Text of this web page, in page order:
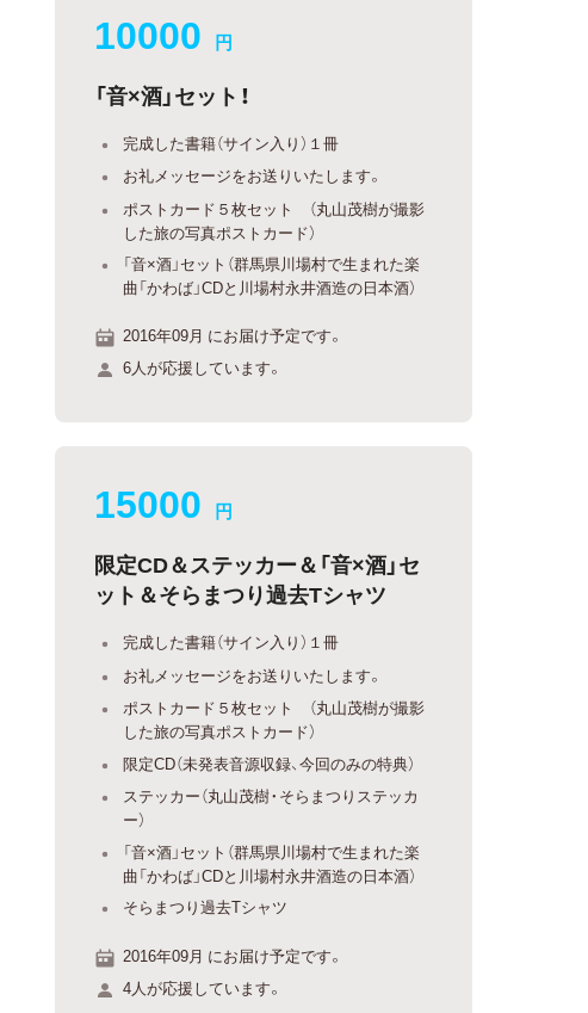
10000 円
「音×酒」セット！
完成した書籍（サイン入り）１冊
お礼メッセージをお送りいたします。
ポストカード５枚セット （丸山茂樹が撮影
した旅の写真ポストカード）
「音×酒」セット（群馬県川場村で生まれた楽
曲「かわば」CDと川場村永井酒造の日本酒）
2016年09月 にお届け予定です。
6人が応援しています。
15000 円
限定CD＆ステッカー＆「音×酒」セ
ット＆そらまつり過去Tシャツ
完成した書籍（サイン入り）１冊
お礼メッセージをお送りいたします。
ポストカード５枚セット （丸山茂樹が撮影
した旅の写真ポストカード）
限定CD（未発表音源収録、今回のみの特典）
ステッカー（丸山茂樹・そらまつりステッカ
ー）
「音×酒」セット（群馬県川場村で生まれた楽
曲「かわば」CDと川場村永井酒造の日本酒）
そらまつり過去Tシャツ
2016年09月 にお届け予定です。
4人が応援しています。